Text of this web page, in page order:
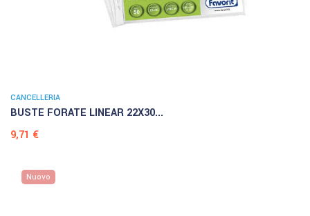
CANCELLERIA
BUSTE FORATE LINEAR 22X30...
Prezzo
9,71 €
Nuovo